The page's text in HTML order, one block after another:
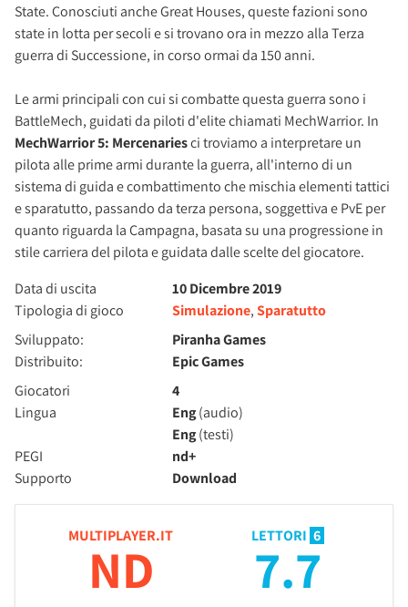
State. Conosciuti anche Great Houses, queste fazioni sono
state in lotta per secoli e si trovano ora in mezzo alla Terza
guerra di Successione, in corso ormai da 150 anni.
Le armi principali con cui si combatte questa guerra sono i
BattleMech, guidati da piloti d'elite chiamati MechWarrior. In
MechWarrior 5: Mercenariesci troviamo a interpretare un
pilota alle prime armi durante la guerra, all'interno di un
sistema di guida e combattimento che mischia elementi tattici
e sparatutto, passando da terza persona, soggettiva e PvE per
quanto riguarda la Campagna, basata su una progressione in
stile carriera del pilota e guidata dalle scelte del giocatore.
Data di uscita
10 Dicembre 2019
Tipologia di gioco
Simulazione,Sparatutto
Sviluppato:
Piranha Games
Distribuito:
Epic Games
Giocatori
4
Lingua
Eng(audio)
Eng(testi)
PEGI
nd+
Supporto
Download
MULTIPLAYER.IT
ND
LETTORI 6
7.7